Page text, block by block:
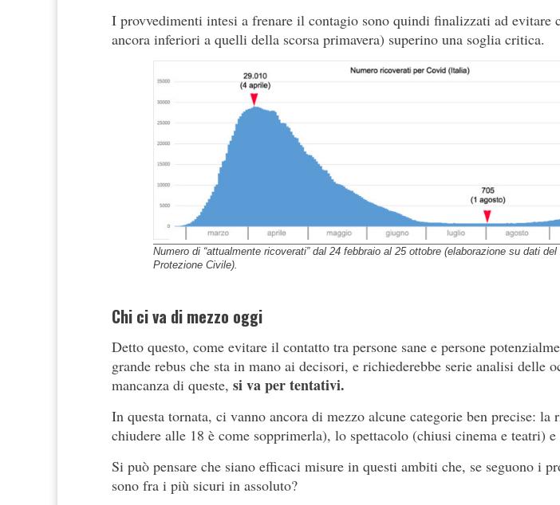
I provvedimenti intesi a frenare il contagio sono quindi finalizzati ad evitare
ancora inferiori a quelli della scorsa primavera) superino una soglia critica.
Numero di “attualmente ricoverati” dal 24 febbraio al 25 ottobre (elaborazione su dati
Protezione Civile).
Chi ci va di mezzo oggi
Detto questo, come evitare il contatto tra persone sane e persone
grande rebus che sta in mano ai decisori, e richiederebbe serie analisi delle
mancanza di queste, si va per tentativi.
In questa tornata, ci vanno ancora di mezzo alcune categorie ben precise: la
chiudere alle 18 è come sopprimerla), lo spettacolo (chiusi cinema e teatri)
Si può pensare che siano efficaci misure in questi ambiti che, se seguono i
sono fra i più sicuri in assoluto?